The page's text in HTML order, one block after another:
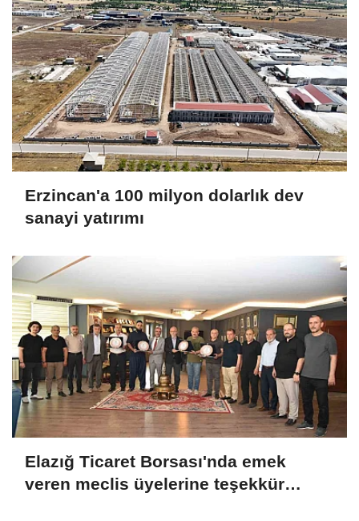
Erzincan'a 100 milyon dolarlık dev
sanayi yatırımı
Elazığ Ticaret Borsası'nda emek
veren meclis üyelerine teşekkür